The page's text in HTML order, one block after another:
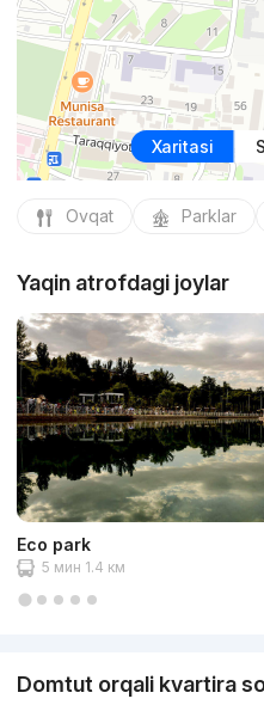
Xaritasi
Ovqat Parklar
Yaqin atrofdagi joylar
Eco park
5 мин 1.4 км
Domtut orqali kvartira